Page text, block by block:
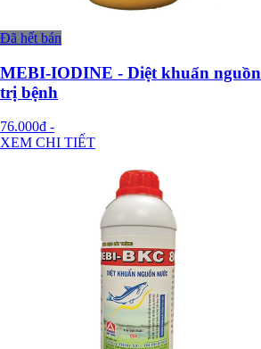
Đã hết bán
MEBI-IODINE - Diệt khuẩn
trị bệnh
76.000đ -
XEM CHI TIẾT